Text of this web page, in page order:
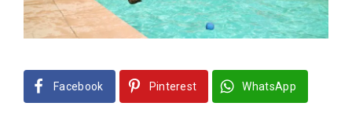
Facebook Pinterest WhatsApp